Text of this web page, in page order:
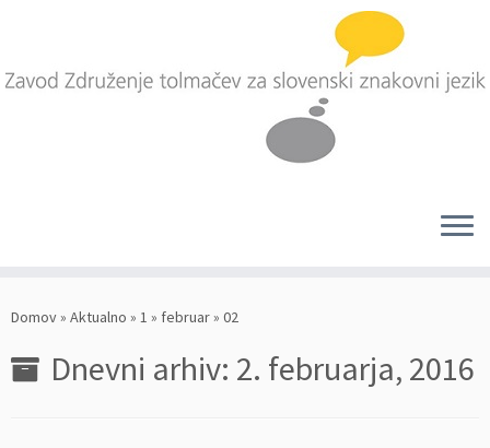
naDomov» Aktualno » 1 » februar» 02
Dnevni arhiv: 2. februarja, 2016